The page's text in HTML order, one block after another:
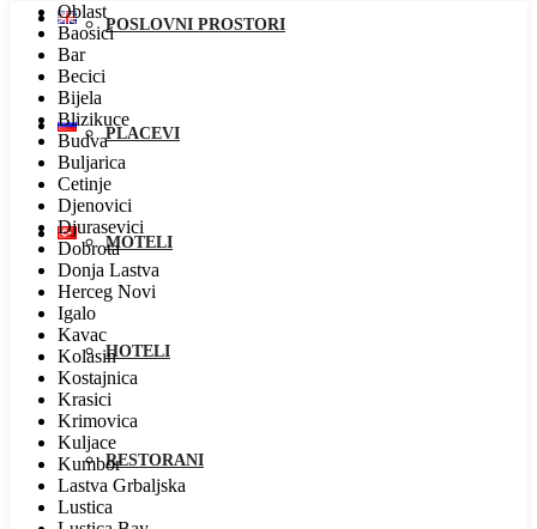
POSLOVNI PROSTORI
PLACEVI
MOTELI
HOTELI
RESTORANI
Oblast
Baosici
Bar
Becici
Bijela
Blizikuce
Budva
Buljarica
Cetinje
Djenovici
Djurasevici
Dobrota
Donja Lastva
Herceg Novi
Igalo
Kavac
Kolasin
Kostajnica
Krasici
Krimovica
Kuljace
Kumbor
Lastva Grbaljska
Lustica